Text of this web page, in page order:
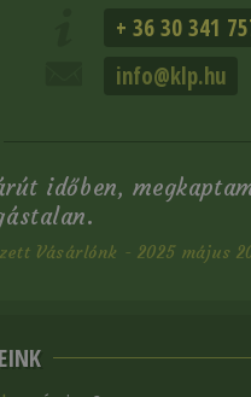
+ 36 30 341
info@klp.hu
időben,
Vásárlónk - 2025 május